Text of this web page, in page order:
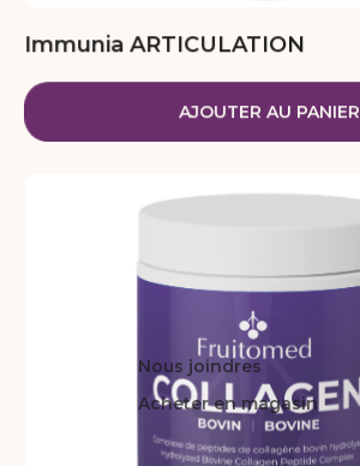
Nous joindres
Acheter en magasin
Immunia ARTICULATION
AJOUTER AU PANIER